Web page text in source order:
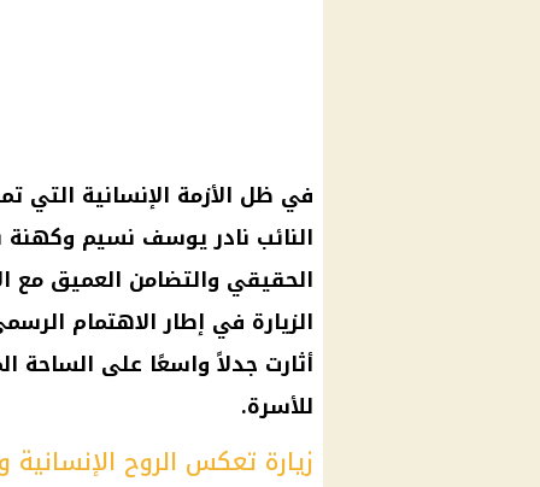
في ظل الأزمة الإنسانية التي
النائب نادر يوسف نسيم
الحقيقي والتضامن العميق مع
الزيارة في إطار الاهتمام
أثارت جدلاً واسعًا على الساحة
للأسرة.
زيارة تعكس الروح الإنسانية